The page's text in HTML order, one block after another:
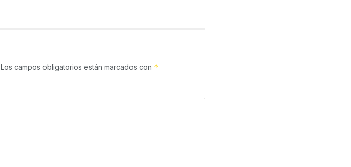
Los campos obligatorios están marcados con *